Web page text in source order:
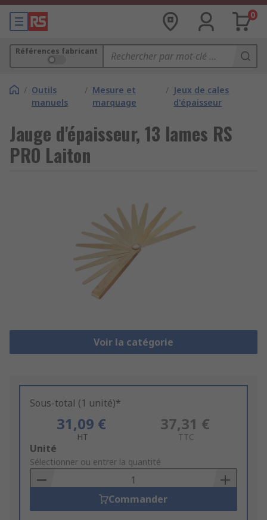
0
Références fabricant
/ Outils
manuels
/ Mesure et
marquage
/ Jeux de cales
d'épaisseur
Jauge d'épaisseur, 13 lames RS
PRO Laiton
Voir la catégorie
Sous-total (1 unité)*
31,09 €
HT
37,31 €
TTC
Add
to
Basket
Unité
Sélectionner ou entrer la quantité
Commander